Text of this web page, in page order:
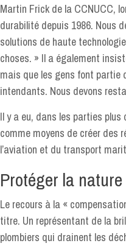
Martin Frick de la CCNUCC,
durabilité depuis 1986. Nous
solutions de haute
choses. » Il a également
mais que les gens font partie
intendants. Nous devons
Il y a eu, dans les parties
comme moyens de créer des
l’aviation et du transport
Protéger la nature
Le recours à la «
titre. Un représentant de la
plombiers qui drainent les